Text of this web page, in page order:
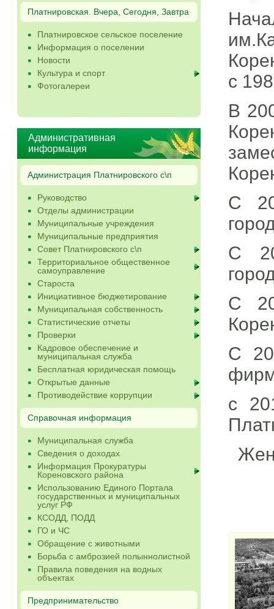
Платнировская. Вчера, Сегодня, Завтра
Платнировское сельское поселение
Информация о поселении
Новости
Культура и спорт
Фотогалереи
Административная
информация
Администрация Платнировского с\п
Руководство
Отделы администрации
Муниципальные учреждения
Муниципальные предприятия
Совет Платнировского с\п
Территориальное общественное
самоуправление
Староста
Инициативное бюджетирование
Муниципальная собственность
Статистические отчеты
Проверки
Кадровое обеспечение и
муниципальная служба
Бесплатная юридическая помощь
Открытые данные
Противодействие коррупции
Справочная информация
Муниципальная служба
Сведения о доходах
Информация Прокуратуры
Кореновского района
Использованию Единого Портала
государственных и муниципальных
услуг РФ
КСОДД, ПОДД
ГО и ЧС
Обращение с животными
Борьба с амброзией полыннолистной
Правила поведения на водных
объектах
Предпринимательство
с
В
С
С
С
С
с